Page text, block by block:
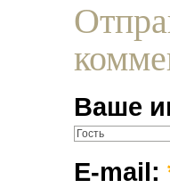
Ваше
E-mail: